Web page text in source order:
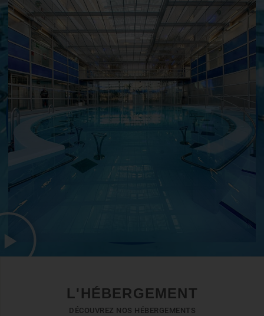
L'HÉBERGEMENT
DÉCOUVREZ NOS HÉBERGEMENTS